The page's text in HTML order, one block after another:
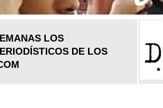
LOS
DE LOS